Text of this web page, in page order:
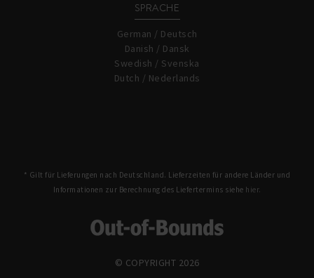
SPRACHE
German / Deutsch
Danish / Dansk
Swedish / Svenska
Dutch / Nederlands
* Gilt für Lieferungen nach Deutschland. Lieferzeiten für andere Länder und
Informationen zur Berechnung des Liefertermins siehe hier.
© COPYRIGHT 2026